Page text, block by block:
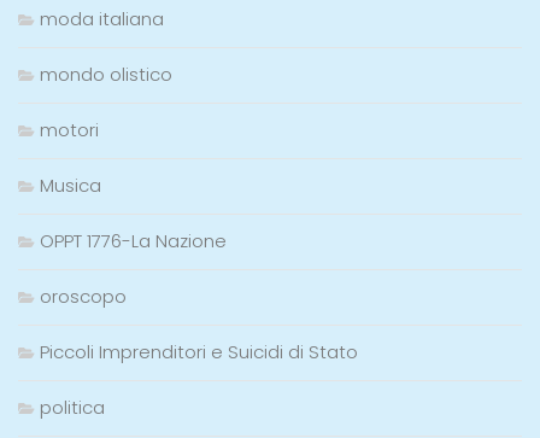
moda italiana
mondo olistico
motori
Musica
OPPT 1776-La Nazione
oroscopo
Piccoli Imprenditori e Suicidi di Stato
politica